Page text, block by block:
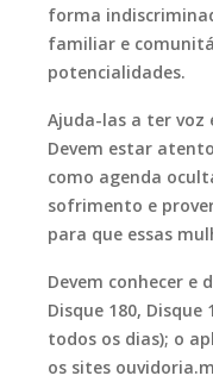
forma
familiar e
potencialidades.
Ajuda-las a ter voz
Devem estar
como agenda
sofrimento e
para que essas
Devem conhecer e
Disque 180, Disque
todos os dias); o
os sites